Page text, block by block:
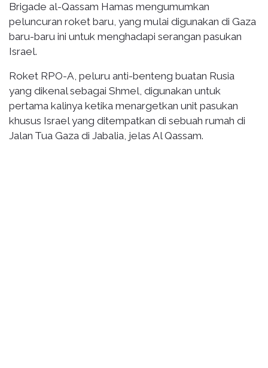
Brigade al-Qassam Hamas mengumumkan
peluncuran roket baru, yang mulai digunakan di Gaza
baru-baru ini untuk menghadapi serangan pasukan
Israel.
Roket RPO-A, peluru anti-benteng buatan Rusia
yang dikenal sebagai Shmel, digunakan untuk
pertama kalinya ketika menargetkan unit pasukan
khusus Israel yang ditempatkan di sebuah rumah di
Jalan Tua Gaza di Jabalia, jelas Al Qassam.